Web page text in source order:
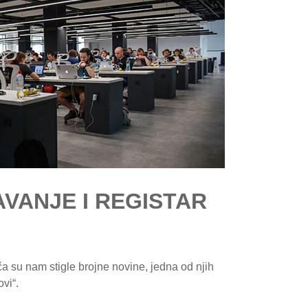
I REGISTAR
su nam stigle brojne novine, jedna od njih